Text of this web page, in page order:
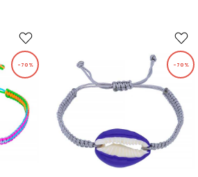
-70% -70%